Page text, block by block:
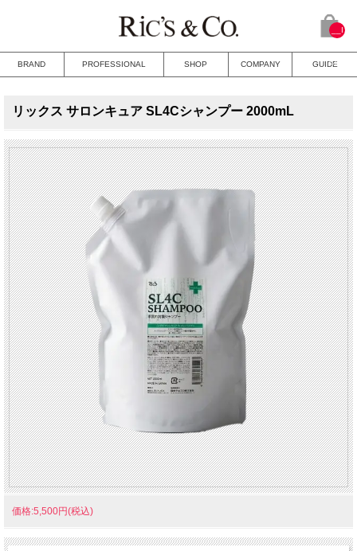
__I
CNT
__
BRAND PROFESSIONAL SHOP COMPANY GUIDE
リックス サロンキュア SL4Cシャンプー 2000mL
価格:5,500円(税込)